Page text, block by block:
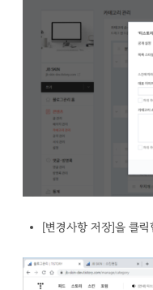
[변경사항 저장]을 클릭